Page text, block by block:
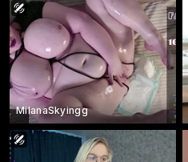
MilanaSkyingg